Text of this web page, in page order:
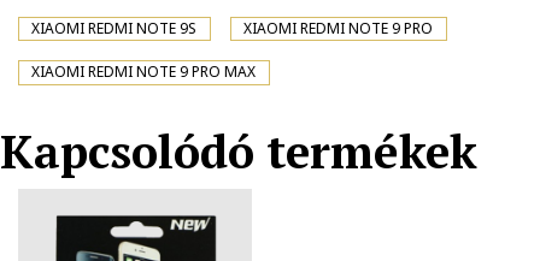
XIAOMI REDMI NOTE 9S XIAOMI REDMI NOTE 9 PRO
XIAOMI REDMI NOTE 9 PRO MAX
Kapcsolódó termékek